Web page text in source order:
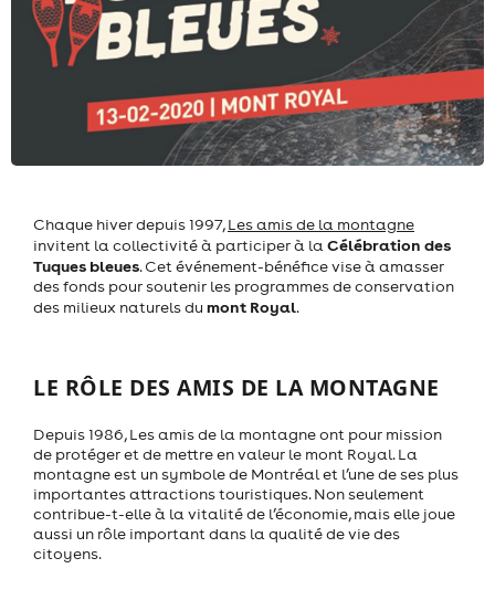
Chaque hiver depuis 1997,Les amis de la montagne
invitent la collectivité à participer à laCélébration des
Tuques bleues. Cet événement-bénéfice vise à amasser
des fonds pour soutenir les programmes de conservation
des milieux naturels du mont Royal.
LE RÔLE DES AMIS DE LA MONTAGNE
Depuis 1986, Les amis de la montagne ont pour mission
de protéger et de mettre en valeur le mont Royal. La
montagne est un symbole de Montréal et l’une de ses plus
importantes attractions touristiques. Non seulement
contribue-t-elle à la vitalité de l’économie, mais elle joue
aussi un rôle important dans la qualité de vie des
citoyens.